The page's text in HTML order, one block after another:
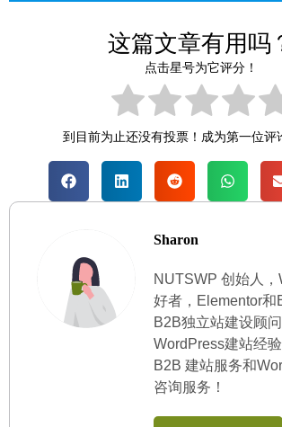
这篇文章有用吗
点击星号为它评分！
到目前为止还没有投票！成为第一位评
Sharon
NUTSWP 创始人
好者，Elementor和
B2B独立站建设顾
WordPress建站经
B2B 建站服务和
咨询服务！